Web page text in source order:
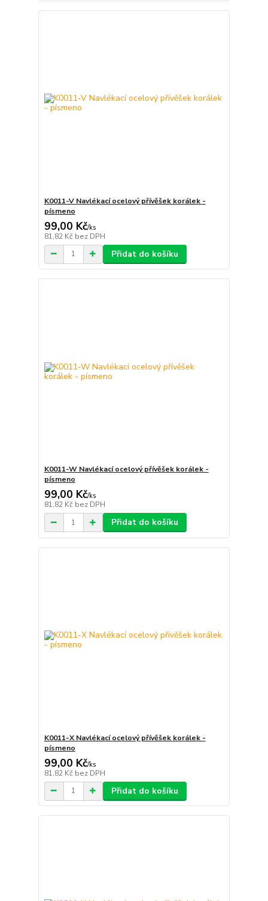
K0011-V Navlékací ocelový přívěšek korálek -
písmeno
99,00 Kč/ks
81,82 Kč bez DPH
Přidat do košíku
K0011-W Navlékací ocelový přívěšek korálek -
písmeno
99,00 Kč/ks
81,82 Kč bez DPH
Přidat do košíku
K0011-X Navlékací ocelový přívěšek korálek -
písmeno
99,00 Kč/ks
81,82 Kč bez DPH
Přidat do košíku